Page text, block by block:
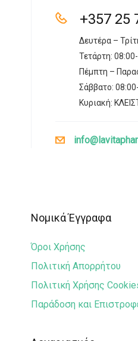
+357 25
Δευτέρα –
Τετάρτη:
Πέμπτη –
Σάββατο:
Κυριακή:
Νομικά Έγγραφα
Όροι Χρήσης
Πολιτική Απορρήτου
Πολιτική Χρήσης
Παράδοση και